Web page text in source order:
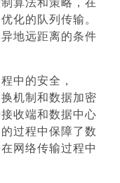
化的队列传输。
地远距离的条件
中的安全，
机制和数据加密
收端和数据中心
过程中保障了数
网络传输过程中